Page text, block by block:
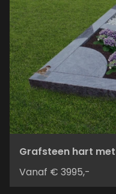
Grafsteen hart
Vanaf € 3995,-